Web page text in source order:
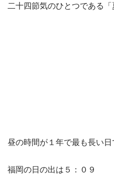
二十四節気のひとつである「
昼の時間が１年で最も長い日
福岡の日の出は５：０９